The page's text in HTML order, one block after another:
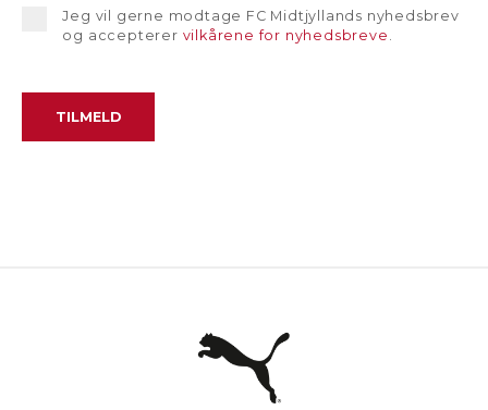
Jeg vil gerne modtage FC Midtjyllands nyhedsbrev
og accepterer vilkårene for nyhedsbreve